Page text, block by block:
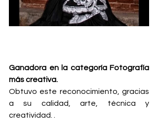
Ganadora en la categoría Fotografía
más creativa.
Obtuvo este reconocimiento, gracias
a su calidad, arte, técnica y
creatividad. .